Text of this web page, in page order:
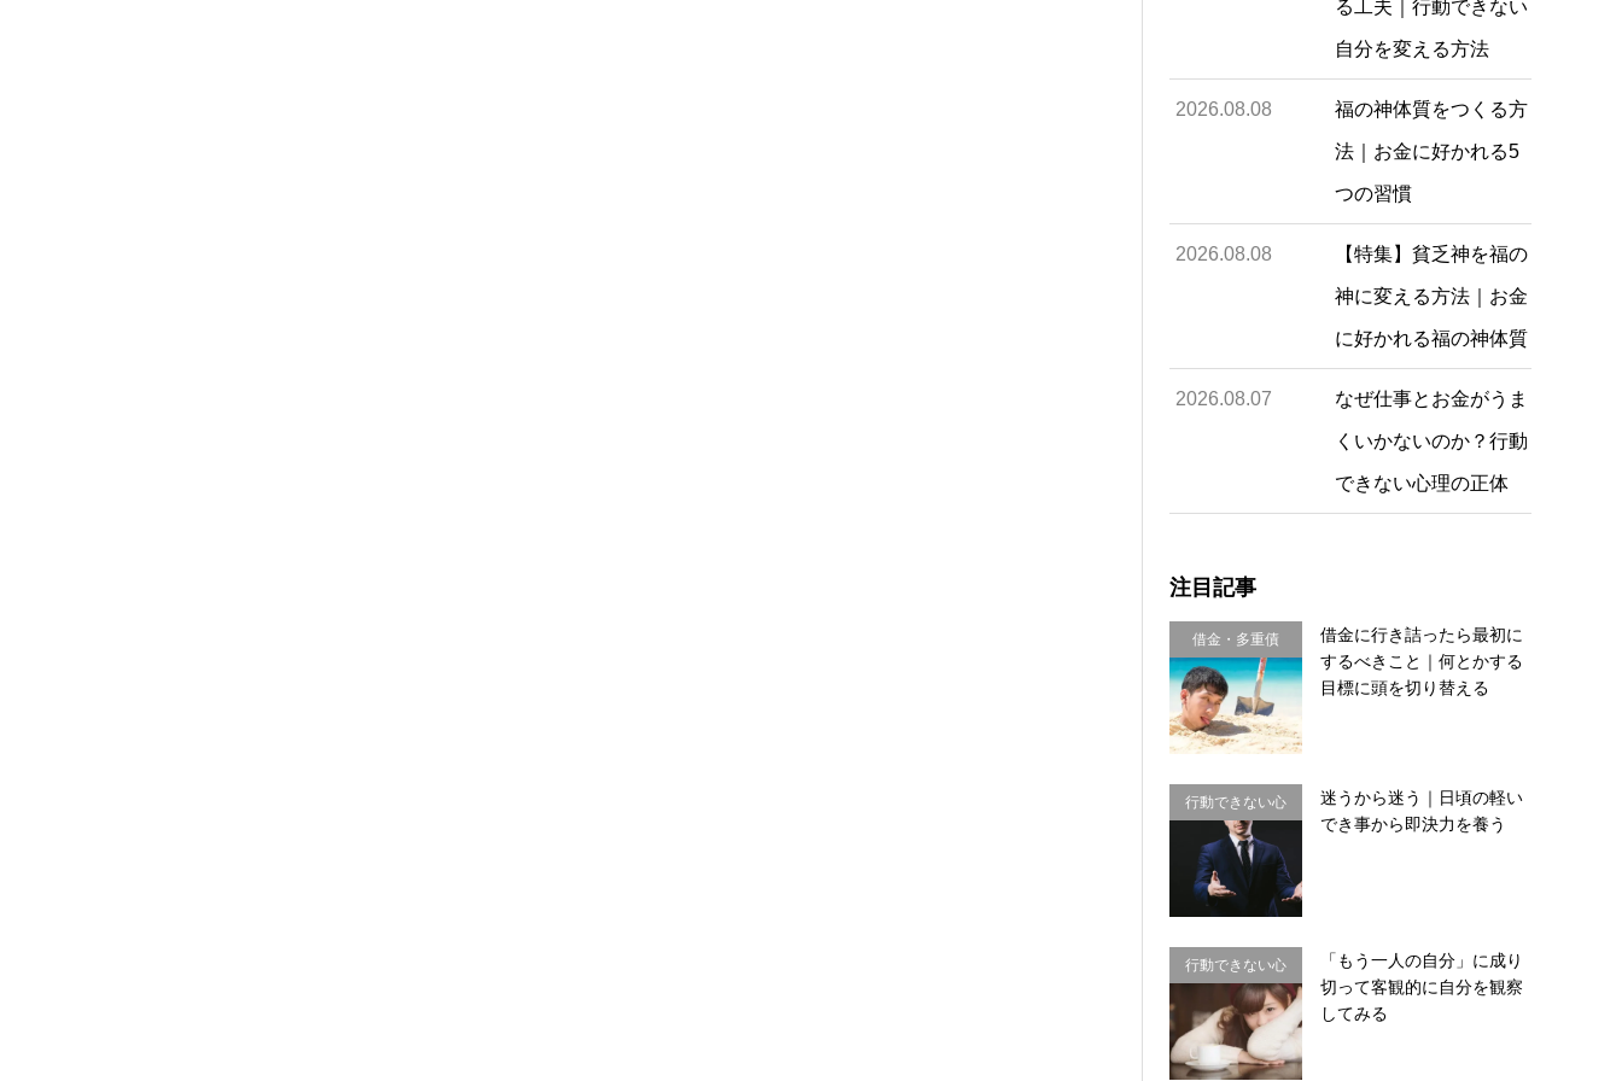
る工夫｜行動できない
自分を変える方法
2026.08.08 福の神体質をつくる方
法｜お金に好かれる5
つの習慣
2026.08.08 【特集】貧乏神を福の
神に変える方法｜お金
に好かれる福の神体質
2026.08.07 なぜ仕事とお金がうま
くいかないのか？行動
できない心理の正体
注目記事
借金・多重債
務・金銭感覚
借金に行き詰ったら最初に
するべきこと｜何とかする
目標に頭を切り替える
行動できない心
理・思い込み
迷うから迷う｜日頃の軽い
でき事から即決力を養う
行動できない心
理・思い込み
「もう一人の自分」に成り
切って客観的に自分を観察
してみる